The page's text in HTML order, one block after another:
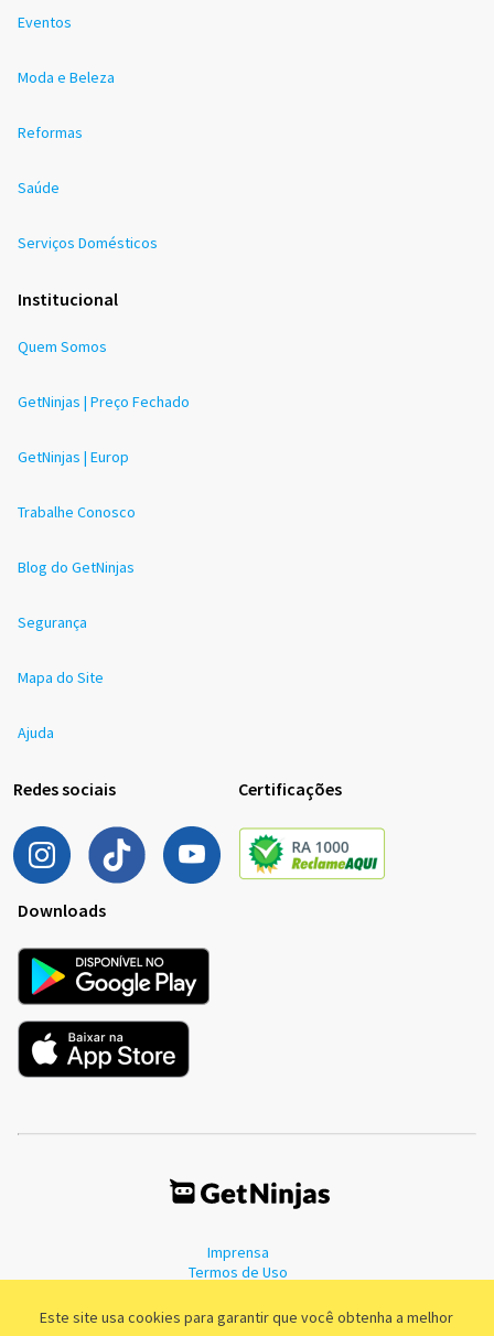
Este site usa cookies para garantir que você obtenha a melhor
Eventos
Moda e Beleza
Reformas
Saúde
Serviços Domésticos
Institucional
Quem Somos
GetNinjas | Preço Fechado
GetNinjas | Europ
Trabalhe Conosco
Blog do GetNinjas
Segurança
Mapa do Site
Ajuda
Redes sociais Certificações
Downloads
Imprensa
Termos de Uso